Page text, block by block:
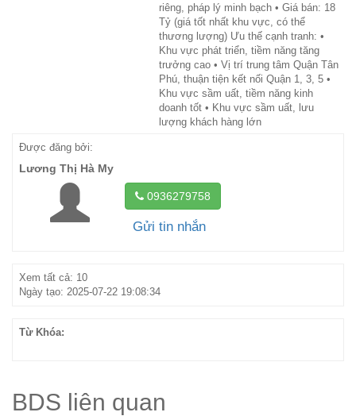
riêng, pháp lý minh bạch • Giá bán: 18
Tỷ (giá tốt nhất khu vực, có thể
thương lượng) Ưu thế cạnh tranh: •
Khu vực phát triển, tiềm năng tăng
trưởng cao • Vị trí trung tâm Quận Tân
Phú, thuận tiện kết nối Quận 1, 3, 5 •
Khu vực sầm uất, tiềm năng kinh
doanh tốt • Khu vực sầm uất, lưu
lượng khách hàng lớn
Được đăng bởi:
Lương Thị Hà My
0936279758
Gửi tin nhắn
Xem tất cả: 10
Ngày tạo: 2025-07-22 19:08:34
Từ Khóa:
BDS liên quan